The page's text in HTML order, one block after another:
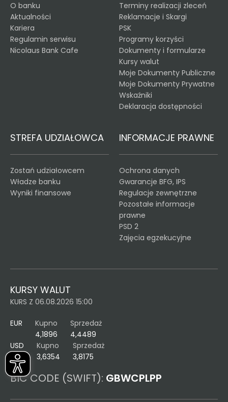
O banku
Aktualności
Kariera
Regulamin serwisu
Nicolaus Bank Cafe
Terminy realizacji zleceń
Reklamacje i Skargi
PSK
Programy korzyści
Dokumenty i formularze
Kursy walut
Moje Dokumenty Publiczne
Moje Dokumenty Prywatne
Wskaźniki
Deklaracja dostępności
STREFA UDZIAŁOWCA
Zostań udziałowcem
Władze banku
Wyniki finansowe
INFORMACJE PRAWNE
Ochrona danych
Gwarancje BFG, IPS
Regulacje zewnętrzne
Pozostałe informacje
prawne
PSD 2
Zajęcia egzekucyjne
KURSY WALUT
KURS Z 06.08.2026 15:00
EUR
Kupno
4,1896
Sprzedaż
4,4489
USD
Kupno
3,6354
Sprzedaż
3,8175
BIC CODE (SWIFT): GBWCPLPP